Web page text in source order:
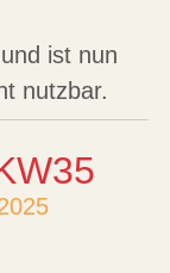
ist nun
nutzbar.